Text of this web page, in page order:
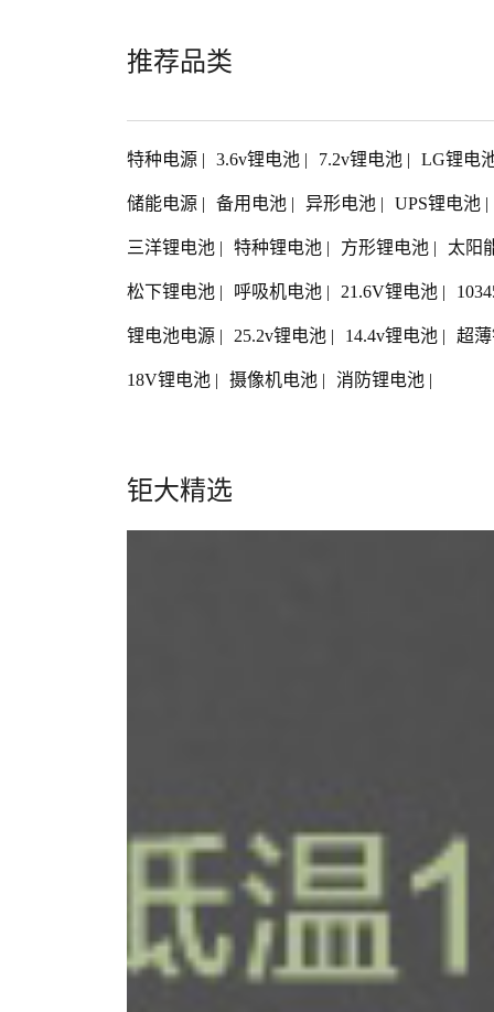
推荐品类
特种电源 | 3.6v锂电池 | 7.2v锂电池 | LG锂电
储能电源 | 备用电池 | 异形电池 | UPS锂电池 |
三洋锂电池 | 特种锂电池 | 方形锂电池 | 太阳
松下锂电池 | 呼吸机电池 | 21.6V锂电池 |
锂电池电源 | 25.2v锂电池 | 14.4v锂电池 | 超
18V锂电池 | 摄像机电池 | 消防锂电池 |
钜大精选